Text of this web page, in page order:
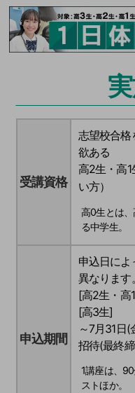
受講資格
志望校合格
欲ある
高2生・高
い方）
高0生とは
る中学生。
申込期間
申込日に
異なります。
[高2生・高
[高3生]
～7月31日
招待(最終
1講座は、
ストほか。